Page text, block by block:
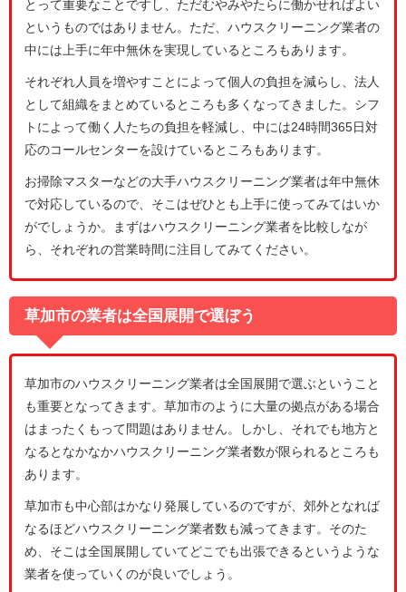
とって重要なことですし、ただむやみやたらに働かせればよい
というものではありません。ただ、ハウスクリーニング業者の
中には上手に年中無休を実現しているところもあります。
それぞれ人員を増やすことによって個人の負担を減らし、法人
として組織をまとめているところも多くなってきました。シフ
トによって働く人たちの負担を軽減し、中には24時間365日対
応のコールセンターを設けているところもあります。
お掃除マスターなどの大手ハウスクリーニング業者は年中無休
で対応しているので、そこはぜひとも上手に使ってみてはいか
がでしょうか。まずはハウスクリーニング業者を比較しなが
ら、それぞれの営業時間に注目してみてください。
草加市の業者は全国展開で選ぼう
草加市のハウスクリーニング業者は全国展開で選ぶということ
も重要となってきます。草加市のように大量の拠点がある場合
はまったくもって問題はありません。しかし、それでも地方と
なるとなかなかハウスクリーニング業者数が限られるところも
あります。
草加市も中心部はかなり発展しているのですが、郊外となれば
なるほどハウスクリーニング業者数も減ってきます。そのた
め、そこは全国展開していてどこでも出張できるというような
業者を使っていくのが良いでしょう。